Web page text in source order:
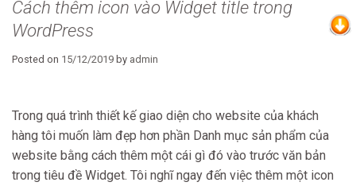
Cách thêm icon vào Widget title trong
WordPress
Posted on 15/12/2019 by admin
Trong quá trình thiết kế giao diện cho website của khách
hàng tôi muốn làm đẹp hơn phần Danh mục sản phẩm của
website bằng cách thêm một cái gì đó vào trước văn bản
trong tiêu đề Widget. Tôi nghĩ ngay đến việc thêm một icon